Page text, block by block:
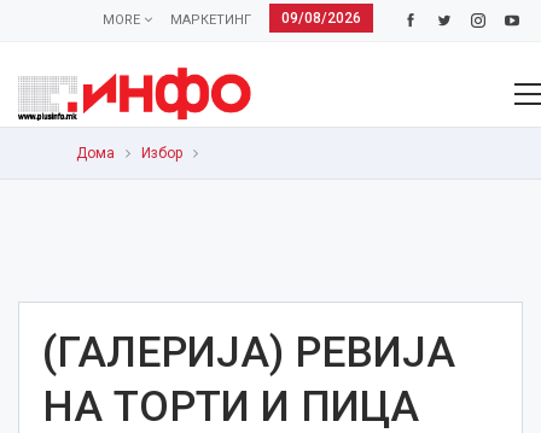
09/08/2026
МАРКЕТИНГ
MORE
Дома Избор
(ГАЛЕРИЈА) РЕВИЈА
НА ТОРТИ И ПИЦА